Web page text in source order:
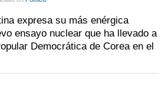
expresa su más enérgica
ensayo nuclear que ha llevado a
Democrática de Corea en el